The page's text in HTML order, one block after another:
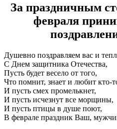
За праздничным
февраля
Душевно поздравляем вас и
С Днем защитника Отечества,
Пусть будет весело от того,
Что помнит, знает и любит кто-
И пусть смех промелькнет,
И пусть исчезнут все морщины,
И пусть птицы в душе поют,
В феврале праздник Ваш,